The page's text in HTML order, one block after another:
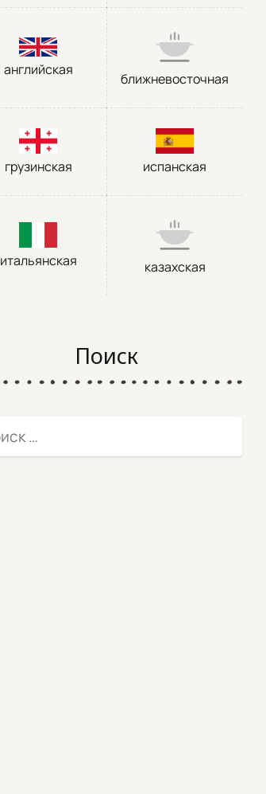
английская
ближневосточная
грузинская испанская
итальянская казахская
Поиск